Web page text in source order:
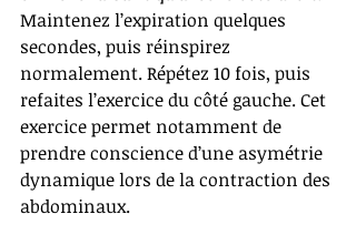
Maintenez l’expiration quelques
secondes, puis réinspirez
normalement. Répétez 10 fois, puis
refaites l’exercice du côté gauche. Cet
exercice permet notamment de
prendre conscience d’une asymétrie
dynamique lors de la contraction des
abdominaux.